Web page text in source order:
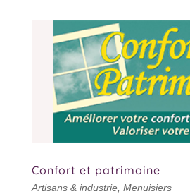
Confort et patrimoine
Artisans & industrie, Menuisiers